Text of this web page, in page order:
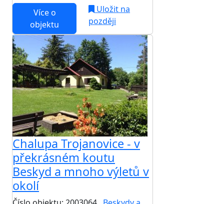
Více o
objektu
Uložit na
později
Chalupa Trojanovice - v
překrásném koutu
Beskyd a mnoho výletů v
okolí